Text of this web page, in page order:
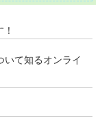
いて知るオンライ